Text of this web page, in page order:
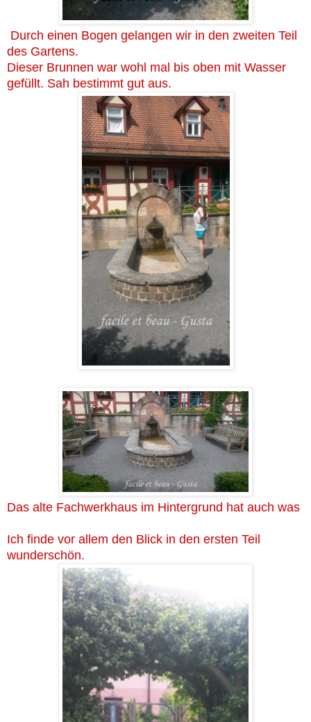
Durch einen Bogen gelangen wir in den zweiten Teil
des Gartens.
Dieser Brunnen war wohl mal bis oben mit Wasser
gefüllt. Sah bestimmt gut aus.
Das alte Fachwerkhaus im Hintergrund hat auch was
Ich finde vor allem den Blick in den ersten Teil
wunderschön.